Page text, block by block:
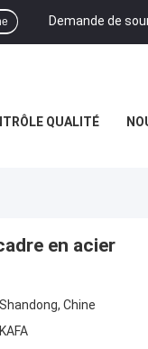
Demande de
QUALITÉ
en acier
Shandong, Chine
KAFA